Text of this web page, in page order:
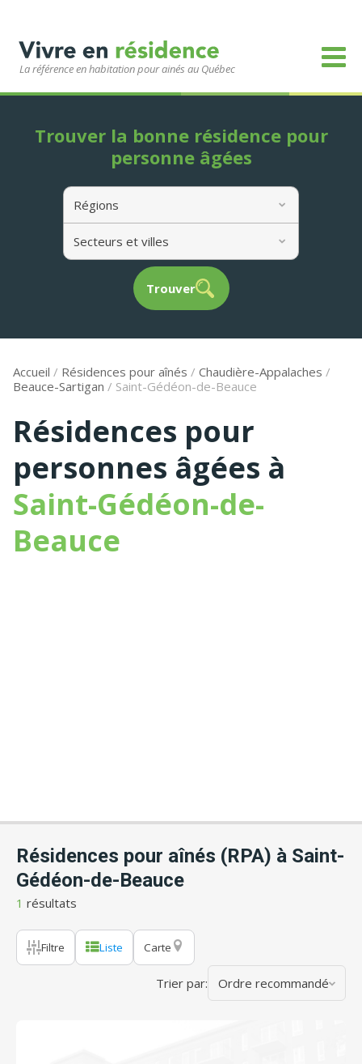
La référence en habitation pour ainés au Québec
Régions
Secteurs et villes
Trouver
Trouver la bonne résidence pour
personne âgées
Accueil / Résidences pour aînés / Chaudière-Appalaches /
Beauce-Sartigan / Saint-Gédéon-de-Beauce
Résidences pour
personnes âgées à
Saint-Gédéon-de-
Beauce
Résidences pour aînés (RPA) à Saint-
Gédéon-de-Beauce
1 résultats
Filtre Liste Carte
Trier par: Ordre recommandé